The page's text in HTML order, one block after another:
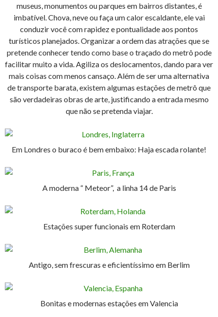
museus, monumentos ou parques em bairros distantes, é
imbatível. Chova, neve ou faça um calor escaldante, ele vai
conduzir você com rapidez e pontualidade aos pontos
turísticos planejados. Organizar a ordem das atrações que se
pretende conhecer tendo como base o traçado do metrô pode
facilitar muito a vida. Agiliza os deslocamentos, dando para ver
mais coisas com menos cansaço. Além de ser uma alternativa
de transporte barata, existem algumas estações de metrô que
são verdadeiras obras de arte, justificando a entrada mesmo
que não se pretenda viajar.
Em Londres o buraco é bem embaixo: Haja escada rolante!
A moderna “ Meteor”, a linha 14 de Paris
Estações super funcionais em Roterdam
Antigo, sem frescuras e eficientíssimo em Berlim
Bonitas e modernas estações em Valencia